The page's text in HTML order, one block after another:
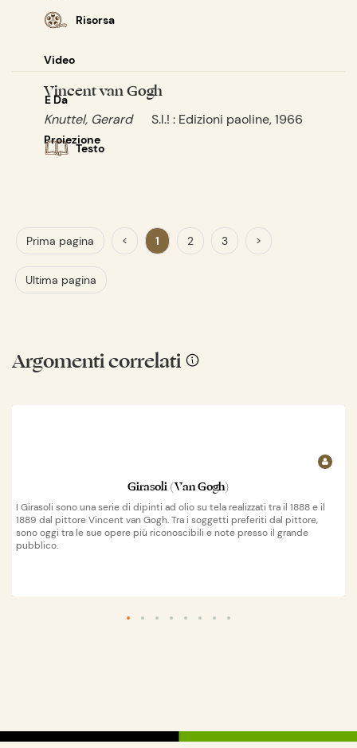
Risorsa
Video
E Da
Proiezione
Vincent van Gogh
Knuttel, Gerard S.l.! : Edizioni paoline, 1966
Testo
Prima pagina < 1 2 3 >
Ultima pagina
Argomenti correlati
Girasoli (Van Gogh)
I Girasoli sono una serie di dipinti ad olio su tela realizzati tra il 1888 e il
1889 dal pittore Vincent van Gogh. Tra i soggetti preferiti dal pittore,
sono oggi tra le sue opere più riconoscibili e note presso il grande
pubblico.
Wikipedia